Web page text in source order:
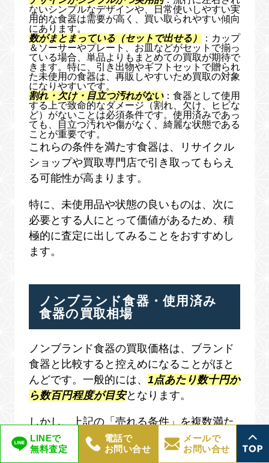
ないシンプルなデザインや、日常使いしやすい実
用的な食器は需要が高く、買い取られやすい傾向
にあります。
数がまとまっている（セットで出せる）
：カップ
＆ソーサーやプレート、お皿などがセットで揃っ
ている場合、単品よりもまとめての買取が期待で
きます。特に、引き出物やギフトセットで贈られ
た未使用の食器は、再販しやすいため買取の対象
になりやすいです。
割れ・欠け・目立つ汚れがない：食器として使用
する上で致命的なダメージ（割れ、欠け、ヒビな
ど）がないことは必須条件です。使用済みであっ
ても、目立つ汚れや傷がなく、綺麗な状態である
ことが重要です。
これらの条件を満たす食器は、リサイクル
ショップや買取専門店で引き取ってもらえ
る可能性が高まります。
特に、未使用品や状態の良いものは、次に
必要とする人にとって価値があるため、積
極的に査定に出してみることをおすすめし
ます。
ノンブランド食器・使用済み
食器の買取相場
ノンブランド食器の買取価格は、ブランド
食器と比較すると控えめになることがほと
んどです。一般的には、 1点あたり数十円か
ら数百円程度が目安となります。
しかし、上記の「売れる条件」を複数満た
している場合や、まとまった数で査定に出
すことで、数千円での買取が期待できるケ
LINEで
無料査定
電話で
お問い合せ
メールで
お問い合せ